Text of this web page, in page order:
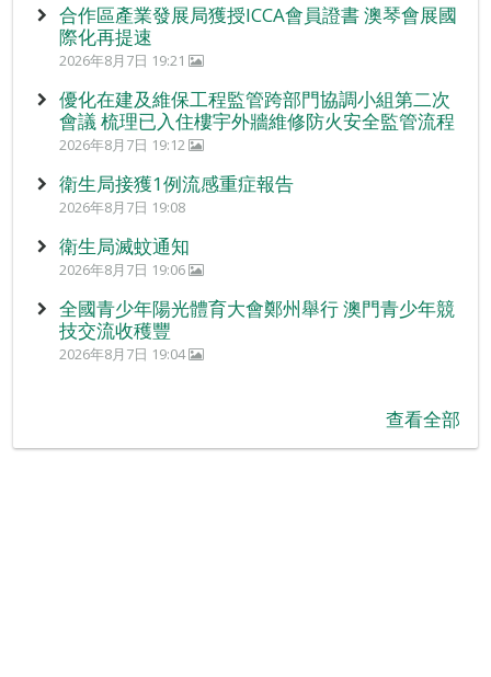
合作區產業發展局獲授ICCA會員證書 澳琴會展國
際化再提速
2026年8月7日 19:21
優化在建及維保工程監管跨部門協調小組第二次
會議 梳理已入住樓宇外牆維修防火安全監管流程
2026年8月7日 19:12
衛生局接獲1例流感重症報告
2026年8月7日 19:08
衛生局滅蚊通知
2026年8月7日 19:06
全國青少年陽光體育大會鄭州舉行 澳門青少年競
技交流收穫豐
2026年8月7日 19:04
查看全部